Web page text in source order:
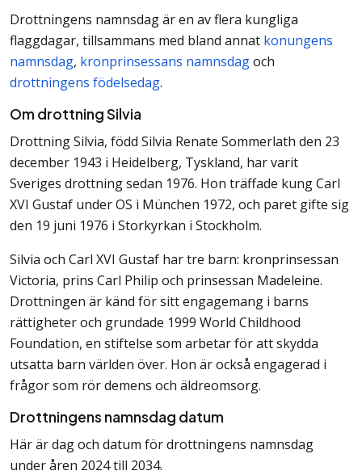
Drottningens namnsdag är en av flera kungliga
flaggdagar, tillsammans med bland annat konungens
namnsdag, kronprinsessans namnsdagoch
drottningens födelsedag.
Om drottning Silvia
Drottning Silvia, född Silvia Renate Sommerlath den 23
december 1943 i Heidelberg, Tyskland, har varit
Sveriges drottning sedan 1976. Hon träffade kung Carl
XVI Gustaf under OS i München 1972, och paret gifte sig
den 19 juni 1976 i Storkyrkan i Stockholm.
Silvia och Carl XVI Gustaf har tre barn: kronprinsessan
Victoria, prins Carl Philip och prinsessan Madeleine.
Drottningen är känd för sitt engagemang i barns
rättigheter och grundade 1999 World Childhood
Foundation, en stiftelse som arbetar för att skydda
utsatta barn världen över. Hon är också engagerad i
frågor som rör demens och äldreomsorg.
Drottningens namnsdag datum
Här är dag och datum för drottningens namnsdag
under åren 2024 till 2034.